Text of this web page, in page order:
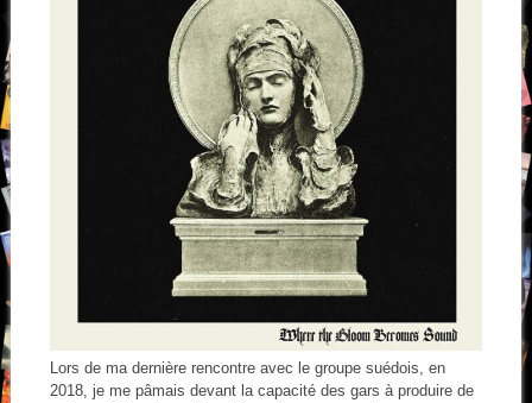
Lors de ma dernière rencontre avec le groupe suédois, en
2018, je me pâmais devant la capacité des gars à produire de